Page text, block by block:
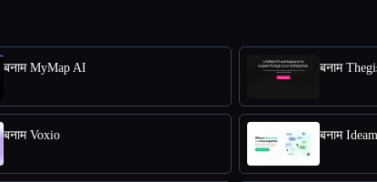
बनाम MyMap AI बनाम
बनाम Voxio बनाम